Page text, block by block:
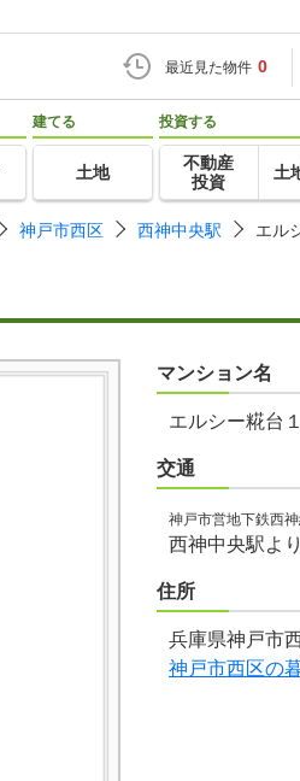
最近見た物件 0
建てる
土地
投資する
不動産
投資
土
神戸市西区 西神中央駅 エル
マンション名
エルシー糀台
交通
神戸市営地下鉄西
西神中央駅よ
住所
兵庫県神戸市
神戸市西区の